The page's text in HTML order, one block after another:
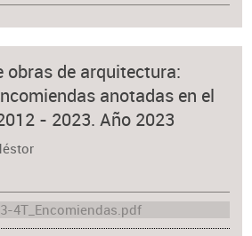
obras de arquitectura:
anotadas en el
- 2023. Año 2023